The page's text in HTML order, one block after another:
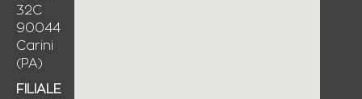
32C
90044
Carini
(PA)
FILIALE